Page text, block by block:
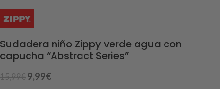
Sudadera niño Zippy verde agua con
capucha “Abstract Series”
15,99€ 9,99€